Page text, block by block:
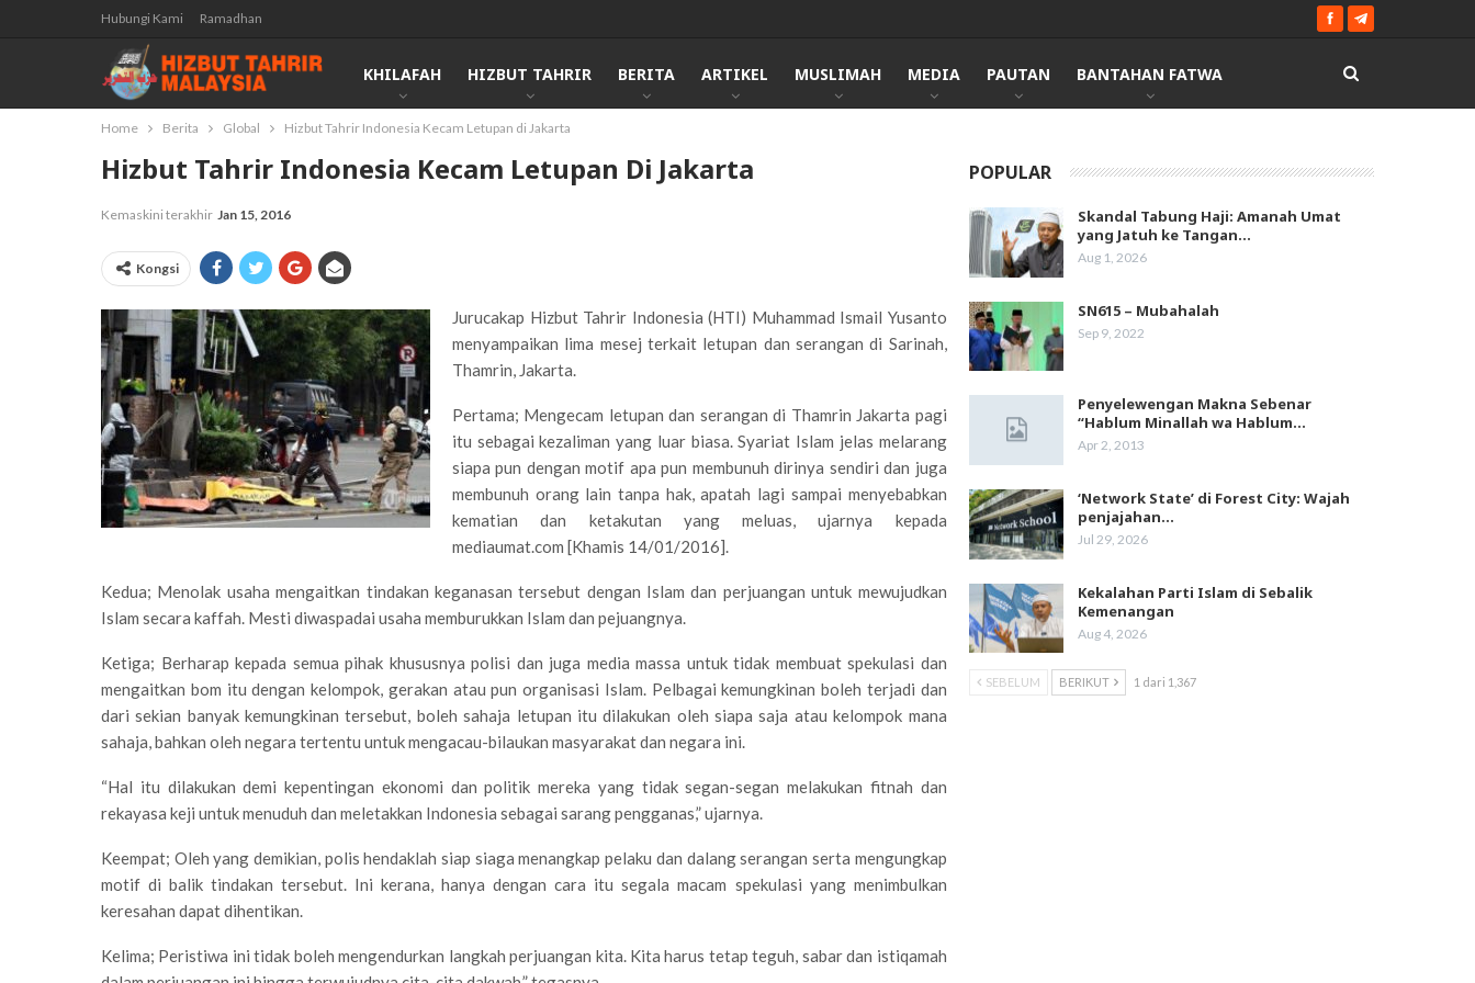
Hubungi Kami Ramadhan
KHILAFAH HIZBUT TAHRIR BERITA ARTIKEL MUSLIMAH MEDIA PAUTAN BANTAHAN FATWA
Home Berita Global Hizbut Tahrir Indonesia Kecam Letupan di Jakarta
Hizbut Tahrir Indonesia Kecam Letupan Di Jakarta
Kemaskini terakhir Jan 15, 2016
Kongsi
Jurucakap Hizbut Tahrir Indonesia (HTI) Muhammad Ismail Yusanto
menyampaikan lima mesej terkait letupan dan serangan di Sarinah,
Thamrin, Jakarta.
Pertama; Mengecam letupan dan serangan di Thamrin Jakarta pagi
itu sebagai kezaliman yang luar biasa. Syariat Islam jelas melarang
siapa pun dengan motif apa pun membunuh dirinya sendiri dan juga
membunuh orang lain tanpa hak, apatah lagi sampai menyebabkan
kematian dan ketakutan yang meluas, ujarnya kepada
mediaumat.com [Khamis 14/01/2016].
Kedua; Menolak usaha mengaitkan tindakan keganasan tersebut dengan Islam dan perjuangan untuk mewujudkan
Islam secara kaffah. Mesti diwaspadai usaha memburukkan Islam dan pejuangnya.
Ketiga; Berharap kepada semua pihak khususnya polisi dan juga media massa untuk tidak membuat spekulasi dan
mengaitkan bom itu dengan kelompok, gerakan atau pun organisasi Islam. Pelbagai kemungkinan boleh terjadi dan
dari sekian banyak kemungkinan tersebut, boleh sahaja letupan itu dilakukan oleh siapa saja atau kelompok mana
sahaja, bahkan oleh negara tertentu untuk mengacau-bilaukan masyarakat dan negara ini.
“Hal itu dilakukan demi kepentingan ekonomi dan politik mereka yang tidak segan-segan melakukan fitnah dan
rekayasa keji untuk menuduh dan meletakkan Indonesia sebagai sarang pengganas,” ujarnya.
Keempat; Oleh yang demikian, polis hendaklah siap siaga menangkap pelaku dan dalang serangan serta mengungkap
motif di balik tindakan tersebut. Ini kerana, hanya dengan cara itu segala macam spekulasi yang menimbulkan
keresahan dapat dihentikan.
Kelima; Peristiwa ini tidak boleh mengendurkan langkah perjuangan kita. Kita harus tetap teguh, sabar dan istiqamah
POPULAR
Skandal Tabung Haji: Amanah Umat
yang Jatuh ke Tangan…
Aug 1, 2026
SN615 – Mubahalah
Sep 9, 2022
Penyelewengan Makna Sebenar
“Hablum Minallah wa Hablum…
Apr 2, 2013
‘Network State’ di Forest City: Wajah
penjajahan…
Jul 29, 2026
Kekalahan Parti Islam di Sebalik
Kemenangan
Aug 4, 2026
SEBELUM BERIKUT 1 dari 1,367